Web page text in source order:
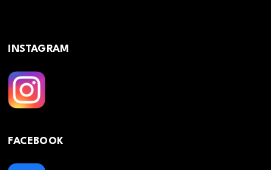
INSTAGRAM
FACEBOOK